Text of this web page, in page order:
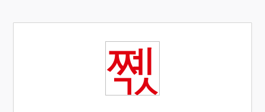
쪣